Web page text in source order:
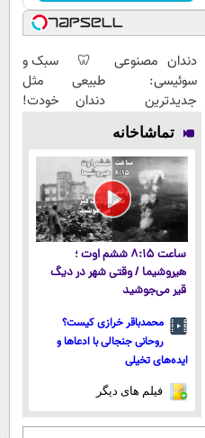
دندان مصنوعی
سوئیسی:
جدیدترین
فناوری اروپا،
سبک و مقاوم |
پرداخت قسطی
🦷 سبک و
طبیعی مثل
دندان خودت!
اقساطی 💳 📍
تهران
تماشاخانه
ساعت ۸:۱۵ ششم اوت ؛
هیروشیما / وقتی شهر در دیگ
قیر می‌جوشید
محمدباقر خرازی کیست؟
روحانی جنجالی با ادعاها و
ایده‌های تخیلی
فیلم های دیگر